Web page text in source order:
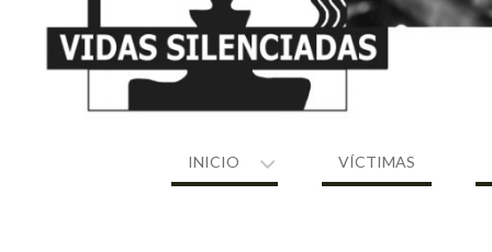
INICIO VÍCTIMAS